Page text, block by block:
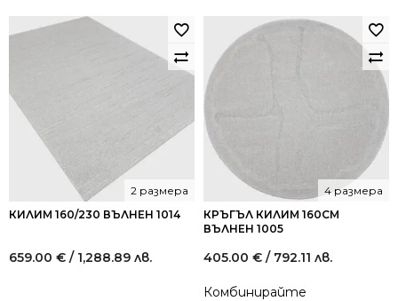
КИЛИМ 160/230 ВЪЛНЕН 1014
2 размера
659.00 € / 1,288.89 лв.
КРЪГЪЛ КИЛИМ 160СМ
ВЪЛНЕН 1005
4 размера
405.00 € / 792.11 лв.
Комбинирайте